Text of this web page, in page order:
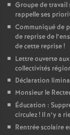
Groupe de travail
rappelle ses
Communiqué de
de reprise de
de cette reprise!
Lettre ouverte
collectivités
Déclaration
Monsieur le
Éducation :
circulez! Il n’y a
Rentrée scolaire